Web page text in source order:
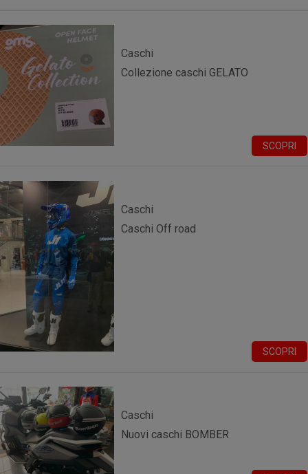
Caschi
Collezione caschi GELATO
SCOPRI
Caschi
Caschi Off road
SCOPRI
Caschi
Nuovi caschi BOMBER